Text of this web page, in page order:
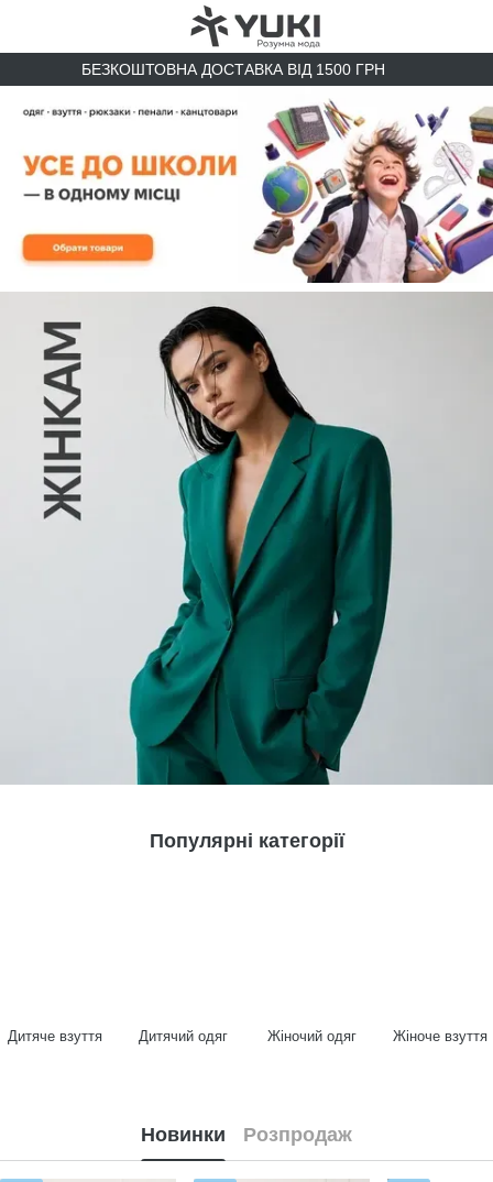
БЕЗКОШТОВНА ДОСТАВКА ВІД 1500 ГРН
Популярні категорії
Дитяче взуття Дитячий одяг Жіночий одяг Жіноче взуття
Новинки Розпродаж